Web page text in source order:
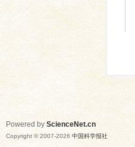
Powered by ScienceNet.cn
Copyright © 2007-2026 中国科学报社